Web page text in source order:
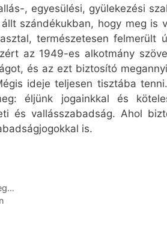
, egyesülési, gyülekezési
szándékukban, hogy meg
természetesen felmerült
az 1949-es alkotmány
és az ezt biztosító
ideje teljesen tisztába
éljünk jogainkkal és
és vallásszabadság. Ahol
is.